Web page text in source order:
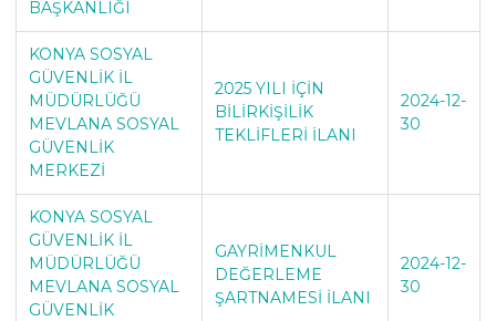
BAŞKANLIĞI
KONYA SOSYAL
GÜVENLİK İL
MÜDÜRLÜĞÜ
MEVLANA SOSYAL
GÜVENLİK
MERKEZİ
2025 YILI İÇİN
BİLİRKİŞİLİK
TEKLİFLERİ İLANI
2024-12-
30
KONYA SOSYAL
GÜVENLİK İL
MÜDÜRLÜĞÜ
MEVLANA SOSYAL
GÜVENLİK
GAYRİMENKUL
DEĞERLEME
ŞARTNAMESİ İLANI
2024-12-
30